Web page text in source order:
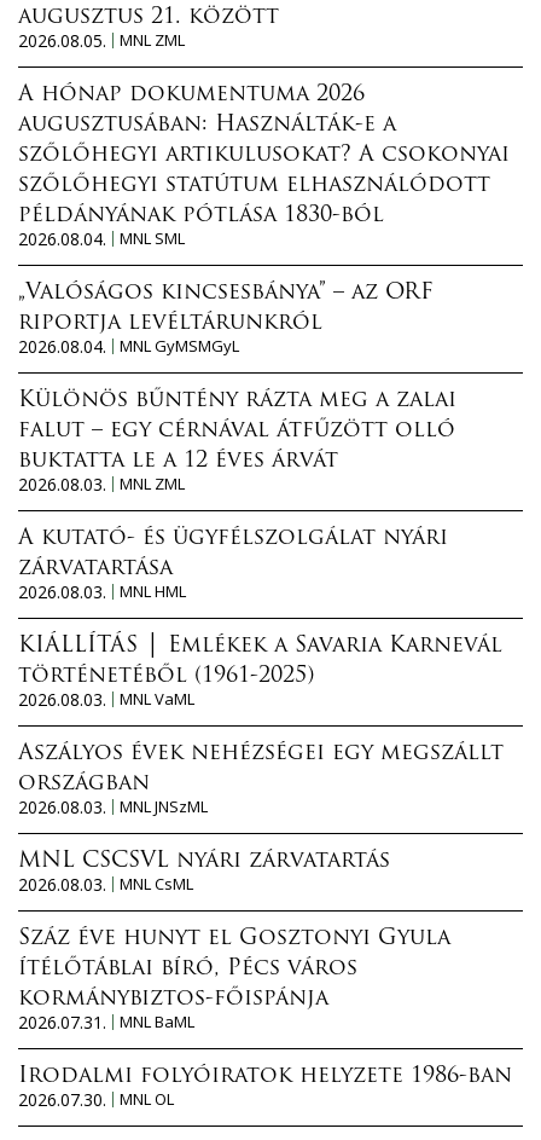
augusztus 21. között
2026.08.05.
MNL ZML
A hónap dokumentuma 2026
augusztusában: Használták-e a
szőlőhegyi artikulusokat? A csokonyai
szőlőhegyi statútum elhasználódott
példányának pótlása 1830-ból
2026.08.04.
MNL SML
„Valóságos kincsesbánya” – az ORF
riportja levéltárunkról
2026.08.04.
MNL GyMSMGyL
Különös bűntény rázta meg a zalai
falut – egy cérnával átfűzött olló
buktatta le a 12 éves árvát
2026.08.03.
MNL ZML
A kutató- és ügyfélszolgálat nyári
zárvatartása
2026.08.03.
MNL HML
KIÁLLÍTÁS │ Emlékek a Savaria Karnevál
történetéből (1961-2025)
2026.08.03.
MNL VaML
Aszályos évek nehézségei egy megszállt
országban
2026.08.03.
MNL JNSzML
MNL CSCSVL nyári zárvatartás
2026.08.03.
MNL CsML
Száz éve hunyt el Gosztonyi Gyula
ítélőtáblai bíró, Pécs város
kormánybiztos-főispánja
2026.07.31.
MNL BaML
Irodalmi folyóiratok helyzete 1986-ban
2026.07.30.
MNL OL